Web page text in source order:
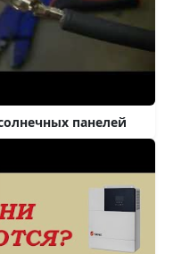
панелей